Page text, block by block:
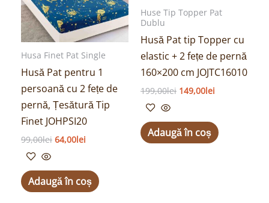
Husa Finet Pat Single
Husă Pat pentru 1
persoană cu 2 fețe de
pernă, Țesătură Tip
Finet JOHPSI20
99,00lei 64,00lei
Adaugă în coș
Huse Tip Topper Pat
Dublu
Husă Pat tip Topper cu
elastic + 2 fețe de pernă
160×200 cm JOJTC16010
199,00lei 149,00lei
Adaugă în coș